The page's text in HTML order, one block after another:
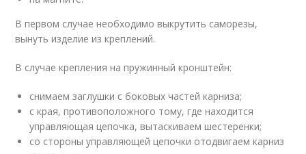
В первом случае необходимо выкрутить саморезы,
вынуть изделие из креплений.
В случае крепления на пружинный кронштейн:
снимаем заглушки с боковых частей карниза;
с края, противоположного тому, где находится
управляющая цепочка, вытаскиваем шестеренки;
со стороны управляющей цепочки отодвигаем карниз